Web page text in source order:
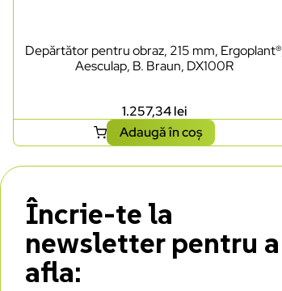
Depărtător pentru obraz, 215 mm,
Aesculap, B. Braun, DX100R
1.257,34lei
Adaugă în coș
Încrie-te la
newsletter pentru a
afla: